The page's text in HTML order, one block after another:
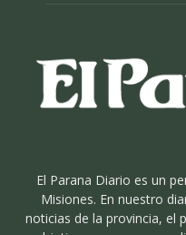
El Parana Diario es un
Misiones. En nuestro
noticias de la provincia, el